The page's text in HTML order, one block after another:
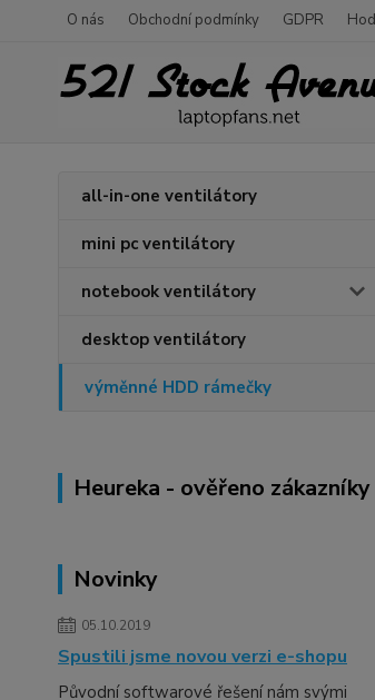
O nás Obchodní podmínky GDPR
all-in-one ventilátory
mini pc ventilátory
notebook ventilátory
desktop ventilátory
výměnné HDD rámečky
Novinky
05.10.2019
Spustili jsme novou verzi e-shopu
Původní softwarové řešení nám svými
Heureka - ověřeno zákazníky